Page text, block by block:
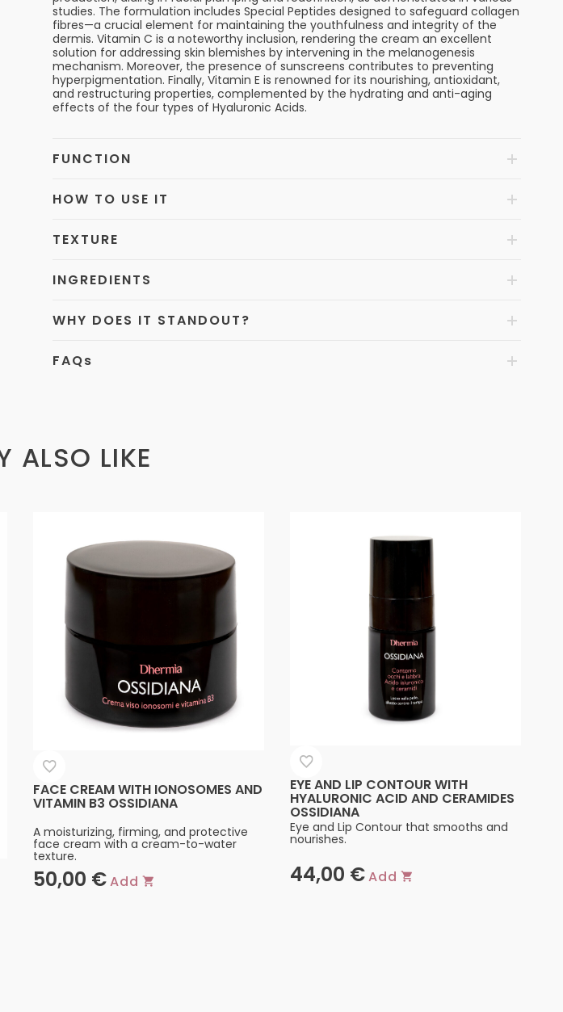
studies. The formulation includes Special Peptides designed to safeguard collagen
fibres—a crucial element for maintaining the youthfulness and integrity of the
dermis. Vitamin C is a noteworthy inclusion, rendering the cream an excellent
solution for addressing skin blemishes by intervening in the melanogenesis
mechanism. Moreover, the presence of sunscreens contributes to preventing
hyperpigmentation. Finally, Vitamin E is renowned for its nourishing, antioxidant,
and restructuring properties, complemented by the hydrating and anti-aging
effects of the four types of Hyaluronic Acids.
FUNCTION
HOW TO USE IT
TEXTURE
INGREDIENTS
WHY DOES IT STANDOUT?
FAQs
ALSO LIKE
FACE CREAM WITH IONOSOMES AND
VITAMIN B3 OSSIDIANA
A moisturizing, firming, and protective
face cream with a cream-to-water
texture.
50,00 €Add
EYE AND LIP CONTOUR WITH
HYALURONIC ACID AND CERAMIDES
OSSIDIANA
Eye and Lip Contour that smooths and
nourishes.
44,00 €Add